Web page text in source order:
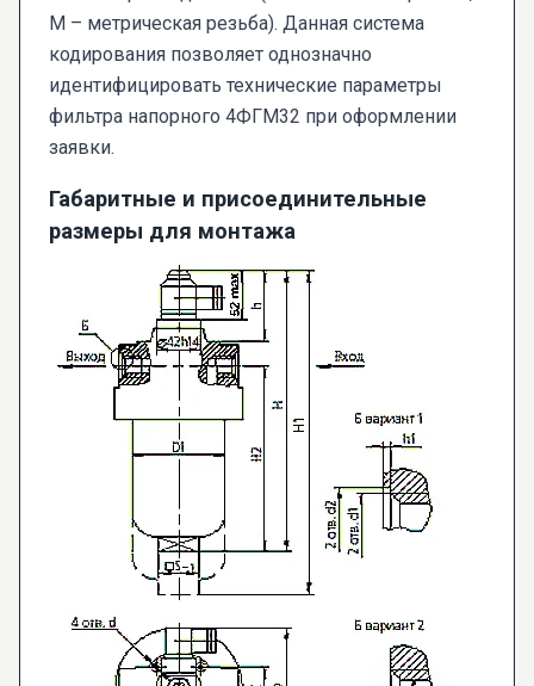
М – метрическая резьба). Данная система
кодирования позволяет однозначно
идентифицировать технические параметры
фильтра напорного 4ФГМ32 при оформлении
заявки.
Габаритные и присоединительные
размеры для монтажа